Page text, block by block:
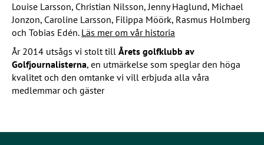
Louise Larsson, Christian Nilsson, Jenny Haglund, Michael
Jonzon, Caroline Larsson, Filippa Möörk, Rasmus Holmberg
och Tobias Edén. Läs mer om vår historia
År 2014 utsågs vi stolt till Årets golfklubb av
Golfjournalisterna, en utmärkelse som speglar den höga
kvalitet och den omtanke vi vill erbjuda alla våra
medlemmar och gäster